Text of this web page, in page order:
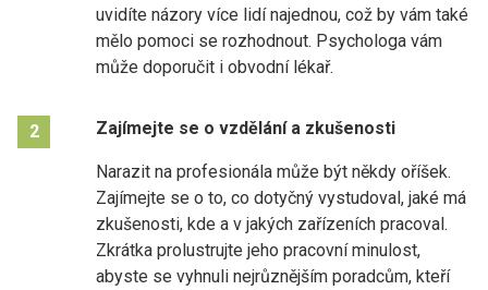
uvidíte názory více lidí najednou, což by vám také
mělo pomoci se rozhodnout. Psychologa vám
může doporučit i obvodní lékař.
2 Zajímejte se o vzdělání a zkušenosti
Narazit na profesionála může být někdy oříšek.
Zajímejte se o to, co dotyčný vystudoval, jaké má
zkušenosti, kde a v jakých zařízeních pracoval.
Zkrátka prolustrujte jeho pracovní minulost,
abyste se vyhnuli nejrůznějším poradcům, kteří